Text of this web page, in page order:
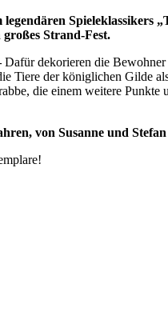
Spieleklassikers
Strand-Fest.
Dafür dekorieren die Bewohner
Tiere der königlichen Gilde
die einem weitere Punkte
von Susanne und